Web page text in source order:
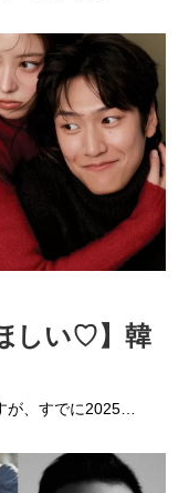
しい♡】韓
が、すでに2025…